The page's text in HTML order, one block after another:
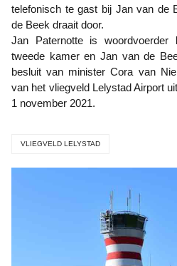
telefonisch te gast bij Jan van de
de Beek draait door.
Jan Paternotte is
tweede kamer en Jan van de
besluit van minister Cora van
van het vliegveld Lelystad Airport
1 november 2021.
VLIEGVELD LELYSTAD